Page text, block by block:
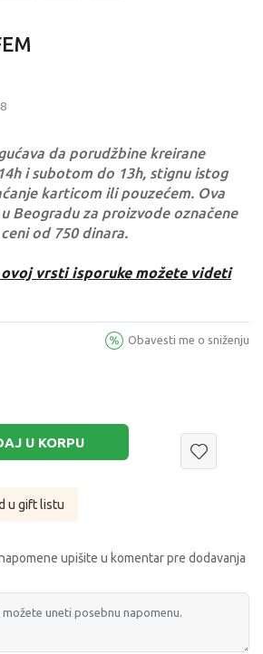
da porudžbine kreirane
i subotom do 13h, stignu istog
karticom ili pouzećem. Ova
Beogradu za proizvode označene
od 750 dinara.
vrsti isporuke možete videti
Obavesti me o sniženju
U KORPU
u gift listu
upišite u komentar pre dodavanja